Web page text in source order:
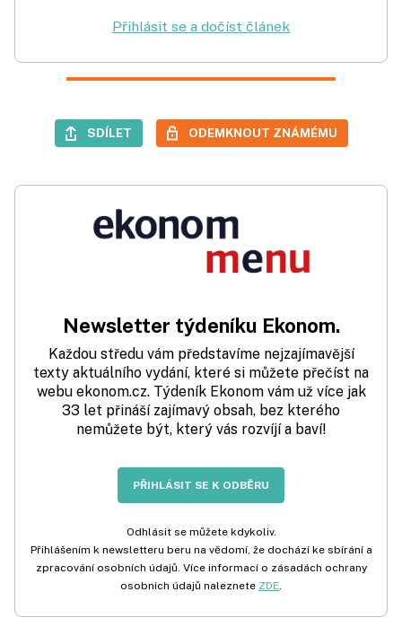
Přihlásit se a dočíst článek
SDÍLET ODEMKNOUT ZNÁMÉMU
Newsletter týdeníku Ekonom.
Každou středu vám představíme nejzajímavější
texty aktuálního vydání, které si můžete přečíst na
webu ekonom.cz. Týdeník Ekonom vám už více jak
33 let přináší zajímavý obsah, bez kterého
nemůžete být, který vás rozvíjí a baví!
PŘIHLÁSIT SE K ODBĚRU
Odhlásit se můžete kdykoliv.
Přihlášením k newsletteru beru na vědomí, že dochází ke sbírání a
zpracování osobních údajů. Více informací o zásadách ochrany
osobních údajů naleznete ZDE.